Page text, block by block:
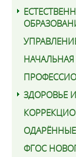
ЗДОРОВЬЕ
ФГОС